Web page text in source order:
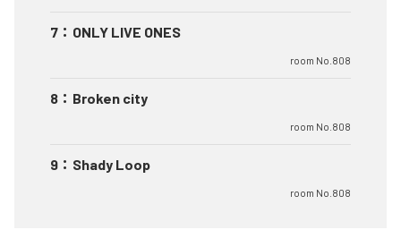
7 ： ONLY LIVE ONES
room No.808
8 ： Broken city
room No.808
9 ： Shady Loop
room No.808